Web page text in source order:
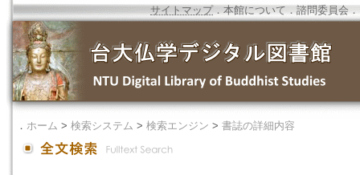
サイトマップ．本館について ． 諮問委員会 ．
． ホーム > 検索システム > 検索エンジン > 書誌の詳細内容